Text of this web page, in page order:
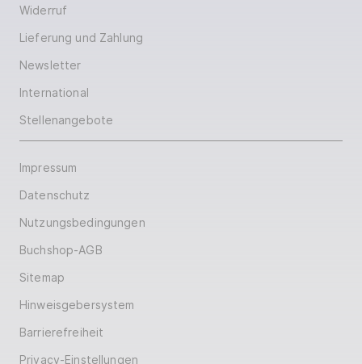
Widerruf
Lieferung und Zahlung
Newsletter
International
Stellenangebote
Impressum
Datenschutz
Nutzungsbedingungen
Buchshop-AGB
Sitemap
Hinweisgebersystem
Barrierefreiheit
Privacy-Einstellungen